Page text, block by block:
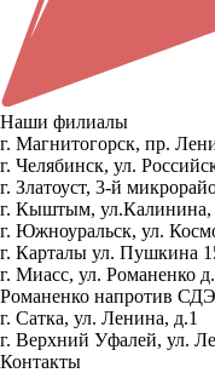
Наши филиалы
г. Магнитогорск, пр.
г. Челябинск, ул.
г. Златоуст, 3-й
г. Кыштым, ул.Калинина,
г. Южноуральск, ул.
г. Карталы ул. Пушкина
г. Миасс, ул. Романенко
Романенко напротив
г. Сатка, ул. Ленина, д.1
г. Верхний Уфалей, ул.
Контакты